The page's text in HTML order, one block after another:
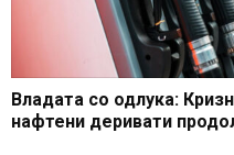
Владата со одлука:
нафтени деривати